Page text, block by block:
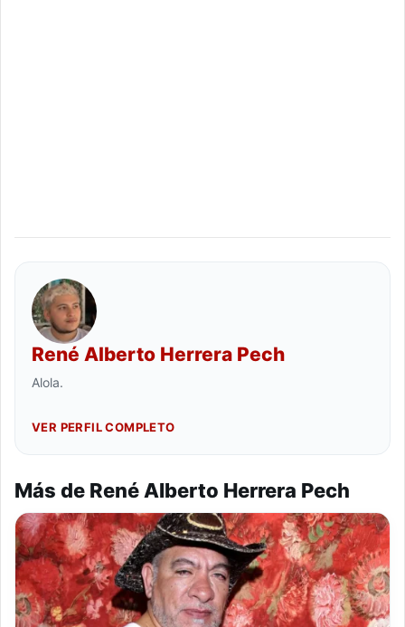
René Alberto Herrera Pech
Alola.
VER PERFIL COMPLETO
Más de René Alberto Herrera Pech